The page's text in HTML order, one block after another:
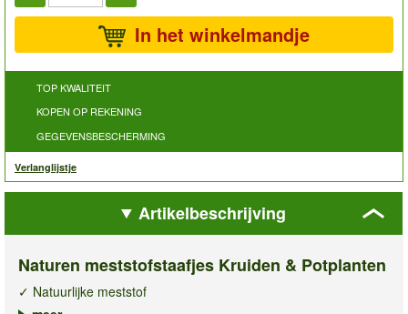
In het winkelmandje
TOP KWALITEIT
KOPEN OP REKENING
GEGEVENSBESCHERMING
Verlanglijstje
Artikelbeschrijving
Naturen meststofstaafjes Kruiden & Potplanten
✓ Natuurlijke meststof
✓ Verzorging met voedingsstoffen tot wel 2 maanden lang